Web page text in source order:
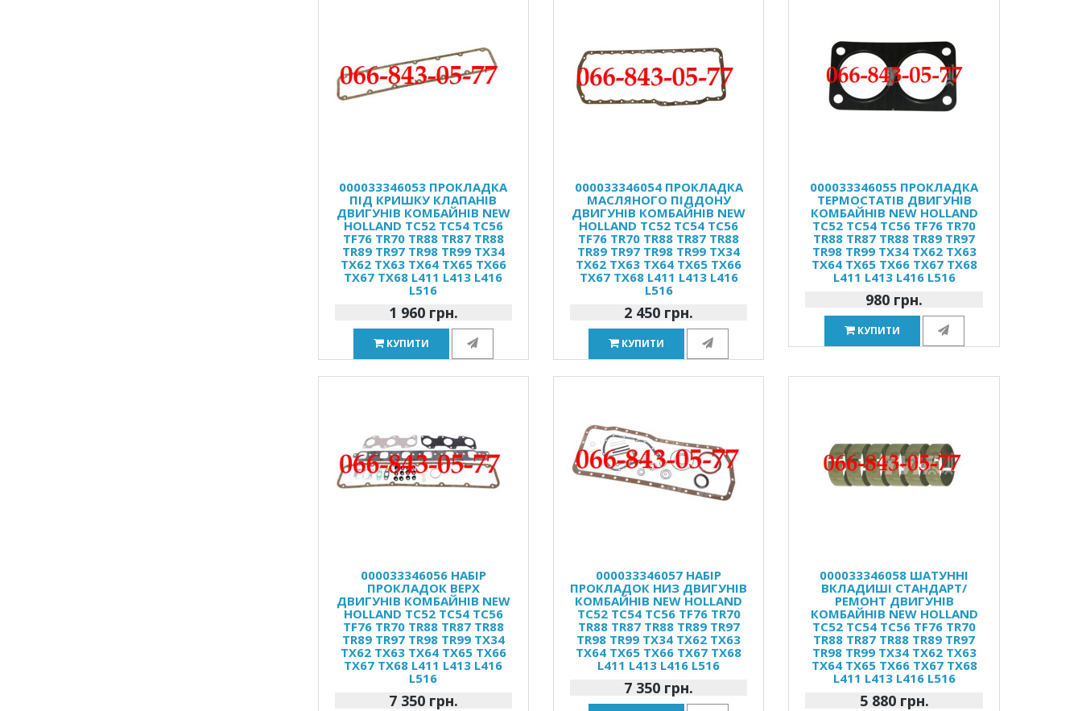
000033346053 ПРОКЛАДКА
ПІД КРИШКУ КЛАПАНІВ
ДВИГУНІВ КОМБАЙНІВ NEW
HOLLAND TC52 TC54 TC56
TF76 TR70 TR88 TR87 TR88
TR89 TR97 TR98 TR99 TX34
TX62 TX63 TX64 TX65 TX66
TX67 TX68 L411 L413 L416
L516
1 960 грн.
КУПИТИ
000033346054 ПРОКЛАДКА
МАСЛЯНОГО ПІДДОНУ
ДВИГУНІВ КОМБАЙНІВ NEW
HOLLAND TC52 TC54 TC56
TF76 TR70 TR88 TR87 TR88
TR89 TR97 TR98 TR99 TX34
TX62 TX63 TX64 TX65 TX66
TX67 TX68 L411 L413 L416
L516
2 450 грн.
КУПИТИ
000033346055 ПРОКЛАДКА
ТЕРМОСТАТІВ ДВИГУНІВ
КОМБАЙНІВ NEW HOLLAND
TC52 TC54 TC56 TF76 TR70
TR88 TR87 TR88 TR89 TR97
TR98 TR99 TX34 TX62 TX63
TX64 TX65 TX66 TX67 TX68
L411 L413 L416 L516
980 грн.
КУПИТИ
000033346056 НАБІР
ПРОКЛАДОК ВЕРХ
ДВИГУНІВ КОМБАЙНІВ NEW
HOLLAND TC52 TC54 TC56
TF76 TR70 TR88 TR87 TR88
TR89 TR97 TR98 TR99 TX34
TX62 TX63 TX64 TX65 TX66
TX67 TX68 L411 L413 L416
L516
7 350 грн.
000033346057 НАБІР
ПРОКЛАДОК НИЗ ДВИГУНІВ
КОМБАЙНІВ NEW HOLLAND
TC52 TC54 TC56 TF76 TR70
TR88 TR87 TR88 TR89 TR97
TR98 TR99 TX34 TX62 TX63
TX64 TX65 TX66 TX67 TX68
L411 L413 L416 L516
7 350 грн.
000033346058 ШАТУННІ
ВКЛАДИШІ СТАНДАРТ/
РЕМОНТ ДВИГУНІВ
КОМБАЙНІВ NEW HOLLAND
TC52 TC54 TC56 TF76 TR70
TR88 TR87 TR88 TR89 TR97
TR98 TR99 TX34 TX62 TX63
TX64 TX65 TX66 TX67 TX68
L411 L413 L416 L516
5 880 грн.